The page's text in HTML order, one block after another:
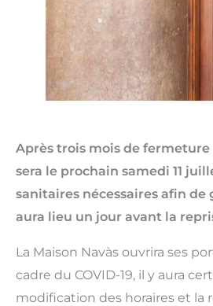
Après trois mois de fermeture
sera le prochain samedi 11
sanitaires nécessaires afin
aura lieu un jour avant la
La Maison Navàs ouvrira ses
cadre du COVID-19, il y aura
modification des horaires et la